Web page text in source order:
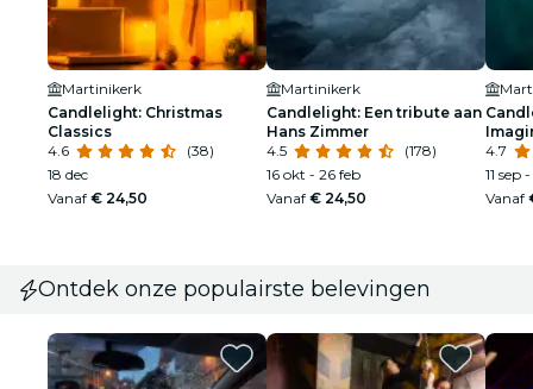
Martinikerk
Candlelight: Christmas
Classics
4.6
(38)
18 dec
Vanaf € 24,50
Martinikerk
Candlelight: Een tribute aan
Hans Zimmer
4.5
(178)
16 okt - 26 feb
Vanaf € 24,50
4.7
11 sep
Vanaf
Ontdek onze populairste belevingen